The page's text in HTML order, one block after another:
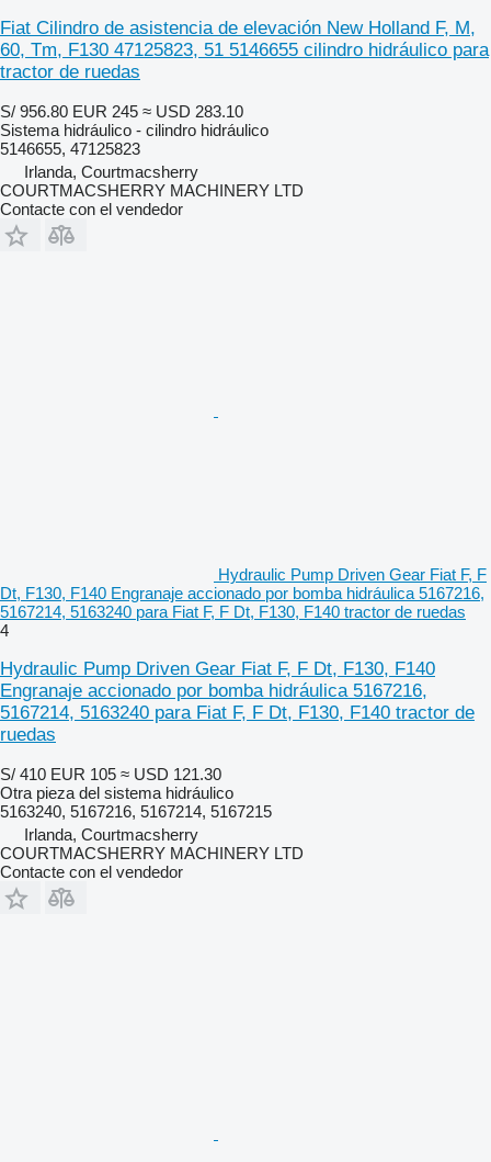
Fiat Cilindro de asistencia de elevación New Holland F, M,
60, Tm, F130 47125823, 51 5146655 cilindro hidráulico para
tractor de ruedas
S/ 956.80 EUR 245 ≈ USD 283.10
Sistema hidráulico - cilindro hidráulico
5146655, 47125823
Irlanda, Courtmacsherry
COURTMACSHERRY MACHINERY LTD
Contacte con el vendedor
Hydraulic Pump Driven Gear Fiat F, F
Dt, F130, F140 Engranaje accionado por bomba hidráulica 5167216,
5167214, 5163240 para Fiat F, F Dt, F130, F140 tractor de ruedas
4
Hydraulic Pump Driven Gear Fiat F, F Dt, F130, F140
Engranaje accionado por bomba hidráulica 5167216,
5167214, 5163240 para Fiat F, F Dt, F130, F140 tractor de
ruedas
S/ 410 EUR 105 ≈ USD 121.30
Otra pieza del sistema hidráulico
5163240, 5167216, 5167214, 5167215
Irlanda, Courtmacsherry
COURTMACSHERRY MACHINERY LTD
Contacte con el vendedor